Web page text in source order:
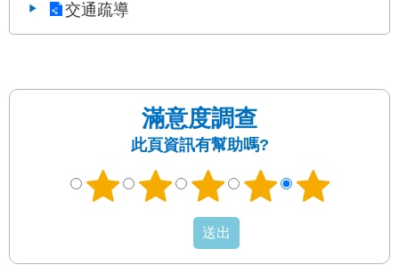
開
發
民
交通疏導
滿意度調查
此頁資訊有幫助嗎?